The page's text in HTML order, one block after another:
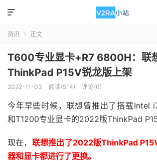

资讯  正文
T600专业显卡+R7 6800H：联
ThinkPad P15V锐龙版上架
2022-11-03 阅读(514) 评论(0)
今年早些时候，联想曾推出了搭载Intel
和T1200专业显卡的2022版ThinkPad
现在， 联想推出了2022版ThinkPad
器和显卡都进行了更换。